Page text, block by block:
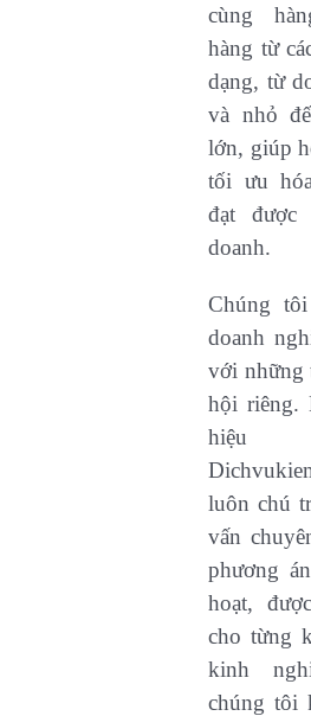
cùng
hàng từ
dạng, từ
và nhỏ
lớn, giúp
tối ưu
đạt được
doanh.
Chúng
doanh
với những
hội riêng.
hiệu
luôn chú
vấn
phương
hoạt,
cho từng
kinh
chúng tôi